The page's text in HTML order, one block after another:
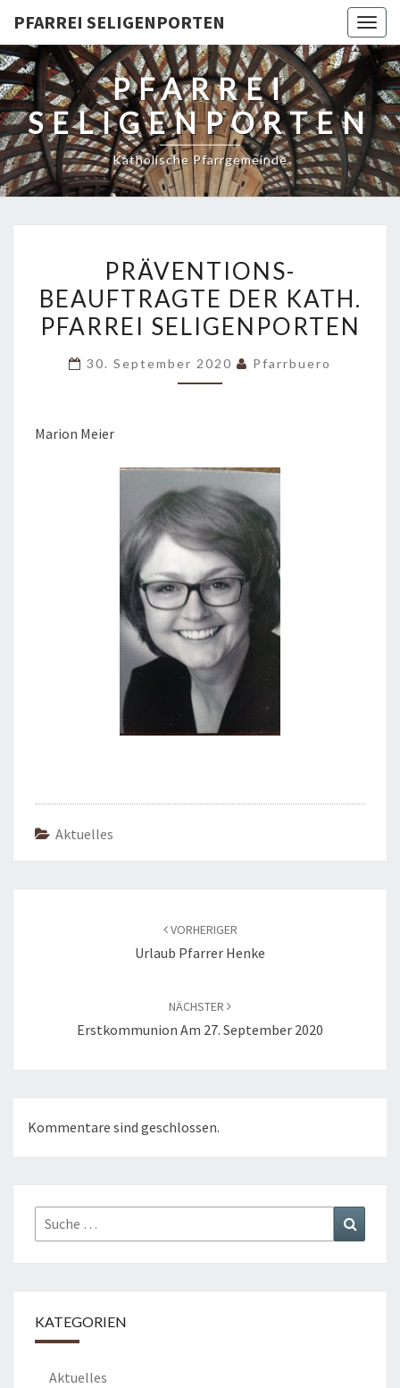
PFARREI SELIGENPORTEN
PFARREI
SELIGENPORTEN
Katholische Pfarrgemeinde
BEAUFTRAGTE
DER
KATH.
SELIGENPORTEN
PRÄVENTIONS-
BEAUFTRAGTE DER KATH.
PFARREI SELIGENPORTEN
30. September 2020 Pfarrbuero
Marion Meier
Aktuelles
VORHERIGER
Urlaub Pfarrer Henke
NÄCHSTER
Erstkommunion Am 27. September 2020
Kommentare sind geschlossen.
Suche
nach:
KATEGORIEN
Aktuelles